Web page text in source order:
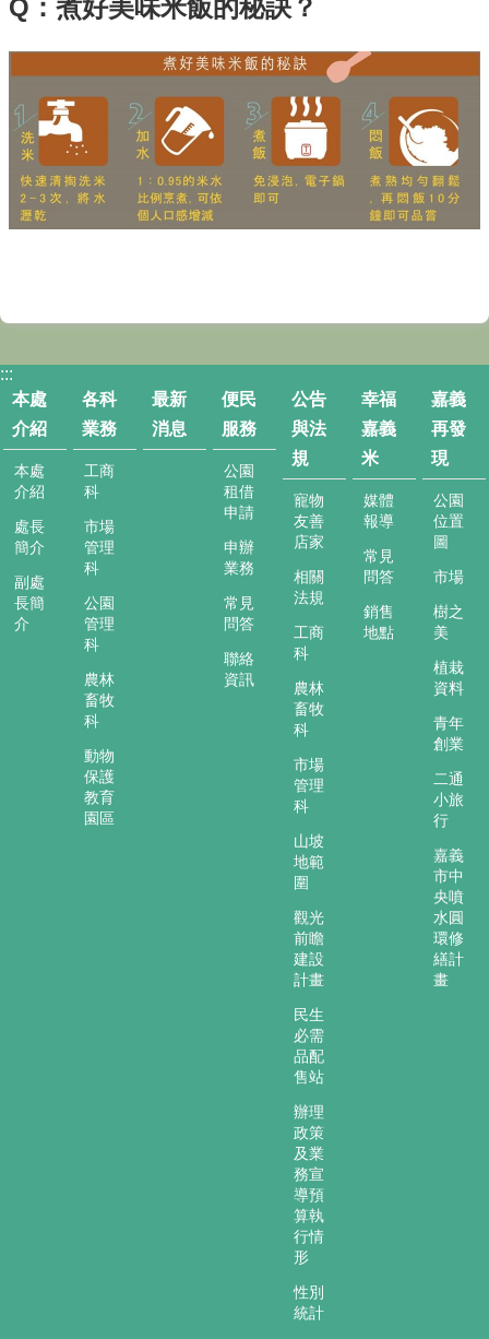
Q：煮好美味米飯的秘訣？
:::
本處
介紹
本處
介紹
處長
簡介
副處
長簡
介
各科
業務
工商
科
市場
管理
科
公園
管理
科
農林
畜牧
科
動物
保護
教育
園區
最新
消息
便民
服務
公園
租借
申請
申辦
業務
常見
問答
聯絡
資訊
公告
與法
規
寵物
友善
店家
相關
法規
工商
科
農林
畜牧
科
市場
管理
科
山坡
地範
圍
觀光
前瞻
建設
計畫
民生
必需
品配
售站
辦理
政策
及業
務宣
導預
算執
行情
形
性別
統計
幸福
嘉義
米
媒體
報導
常見
問答
銷售
地點
嘉義
再發
現
公園
位置
圖
市場
樹之
美
植栽
資料
青年
創業
二通
小旅
行
嘉義
市中
央噴
水圓
環修
繕計
畫